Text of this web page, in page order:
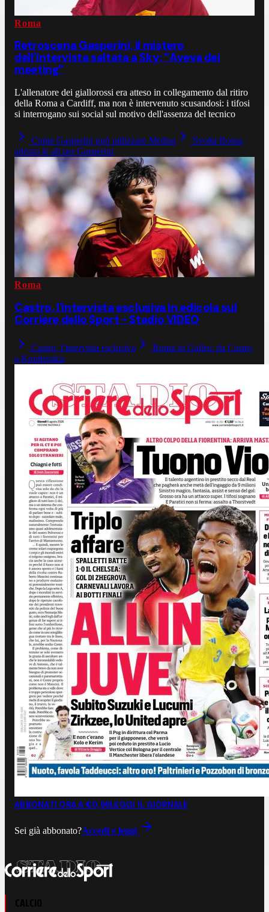
Roma
Retroscena Gasperini, il mistero
dell’intervista saltata a Sky: “Aveva dei
meeting”
L'allenatore dei giallorossi era atteso in collegamento dal ritiro
della Roma a Cardiff, ma non è intervenuto scusandosi: i tifosi
si interrogano sui social sul motivo dell'assenza del tecnico
Come Gasperini può utilizzare Molina
Svolta Roma,
adesso le ali per Gasperini
Roma
Castro, l'intervista esclusiva in edicola sul
Corriere dello Sport - Stadio VIDEO
Castro, l'intervista esclusiva
Roma in Galles: da Castro
a Koulierakis
ABBONATI ORA A €0,99LEGGI IL GIORNALE
Sei già abbonato?Accedi e leggi